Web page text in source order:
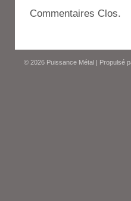
Commentaires Clos.
© 2026 Puissance Métal | Propulsé